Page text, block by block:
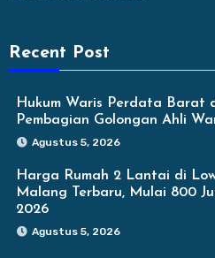
Recent Post
Hukum Waris Perdata Barat
Pembagian Golongan Ahli
Agustus 5, 2026
Harga Rumah 2 Lantai di
Malang Terbaru, Mulai 800
2026
Agustus 5, 2026